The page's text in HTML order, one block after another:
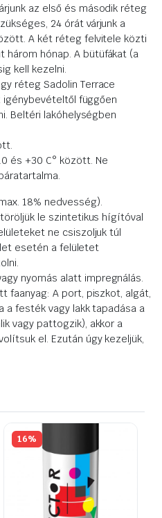
az első és második réteg
24 órát várjunk a
A két réteg felvitele közti
hónap. A bütüfákat (a
kell kezelni.
réteg Sadolin Terrace
függően
Beltéri lakóhelységben
és +30 C° között. Ne
18% nedvesség).
le szintetikus hígítóval
ne csiszoljuk túl
esetén a felületet
nyomás alatt impregnálás.
faanyag: A port, piszkot, algát,
a festék vagy lakk tapadása a
vagy pattogzik), akkor a
el. Ezután úgy kezeljük,
16%